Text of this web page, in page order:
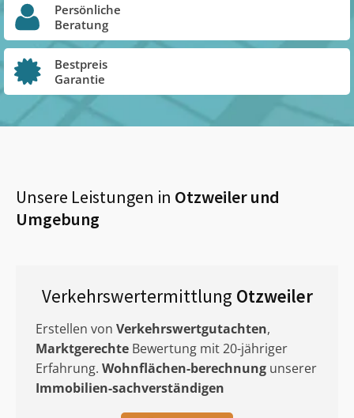
Persönliche
Beratung
Bestpreis
Garantie
Unsere Leistungen in Otzweilerund
Umgebung
Verkehrswertermittlung Otzweiler
Erstellen von Verkehrswertgutachten,
Marktgerechte Bewertung mit 20-jähriger
Erfahrung. Wohnflächen-berechnung unserer
Immobilien-sachverständigen